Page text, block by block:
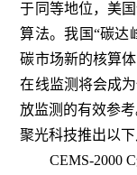
于同等地位，美
算法。我国“碳达
碳市场新的核算
在线监测将会成
放监测的有效参考
聚光科技推出以
CEMS-2000 C